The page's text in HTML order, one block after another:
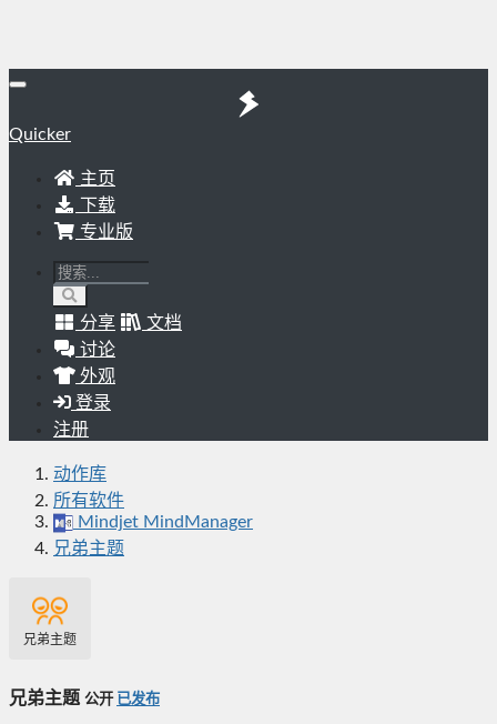
Quicker
主页
下载
专业版
分享
文档
讨论
外观
登录
注册
动作库
所有软件
Mindjet MindManager
兄弟主题
兄弟主题
兄弟主题 公开 已发布